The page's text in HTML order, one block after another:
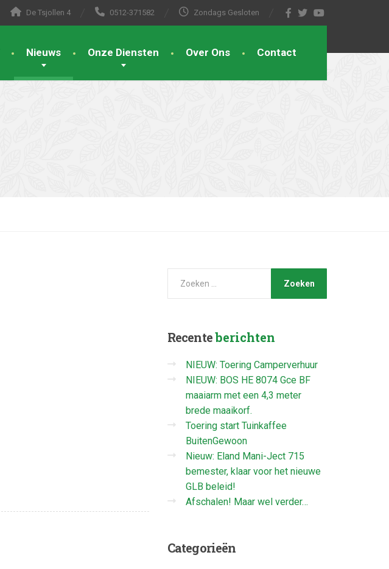
De Tsjollen 4 0512-371582 Zondags Gesloten
Nieuws Onze Diensten Over Ons Contact
Recenteberichten
NIEUW: Toering Camperverhuur
NIEUW: BOS HE 8074 Gce BF
maaiarm met een 4,3 meter
brede maaikorf.
Toering start Tuinkaffee
BuitenGewoon
Nieuw: Eland Mani-Ject 715
bemester, klaar voor het nieuwe
GLB beleid!
Afschalen! Maar wel verder…
Categorieën